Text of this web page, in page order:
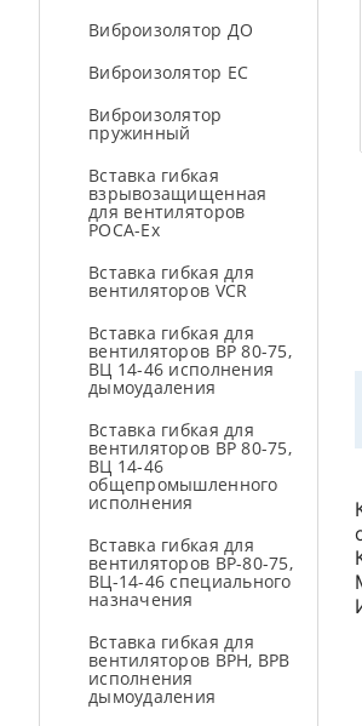
Виброизолятор ДО
Виброизолятор ЕС
Виброизолятор
пружинный
Вставка гибкая
взрывозащищенная
для вентиляторов
РОСА-Ex
Вставка гибкая для
вентиляторов VCR
Вставка гибкая для
вентиляторов ВР 80-75,
ВЦ 14-46 исполнения
дымоудаления
Вставка гибкая для
вентиляторов ВР 80-75,
ВЦ 14-46
общепромышленного
исполнения
Вставка гибкая для
вентиляторов ВР-80-75,
ВЦ-14-46 специального
назначения
Вставка гибкая для
вентиляторов ВРН, ВРВ
исполнения
дымоудаления